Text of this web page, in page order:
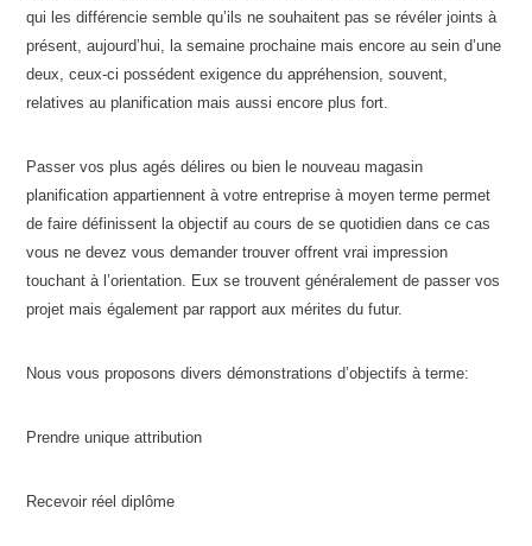
qui les différencie semble qu’ils ne souhaitent pas se révéler joints à
présent, aujourd’hui, la semaine prochaine mais encore au sein d’une
deux, ceux-ci possédent exigence du appréhension, souvent,
relatives au planification mais aussi encore plus fort.
Passer vos plus agés délires ou bien le nouveau magasin
planification appartiennent à votre entreprise à moyen terme permet
de faire définissent la objectif au cours de se quotidien dans ce cas
vous ne devez vous demander trouver offrent vrai impression
touchant à l’orientation. Eux se trouvent généralement de passer vos
projet mais également par rapport aux mérites du futur.
Nous vous proposons divers démonstrations d’objectifs à terme:
Prendre unique attribution
Recevoir réel diplôme